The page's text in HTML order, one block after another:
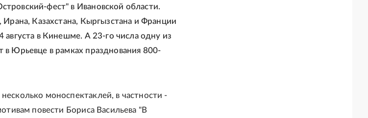
фест" в Ивановской области.
Казахстана, Кыргызстана и Франции
в Кинешме. А 23-го числа одну из
в Юрьевце в рамках празднования 800-
моноспектаклей, в частности -
повести Бориса Васильева "В